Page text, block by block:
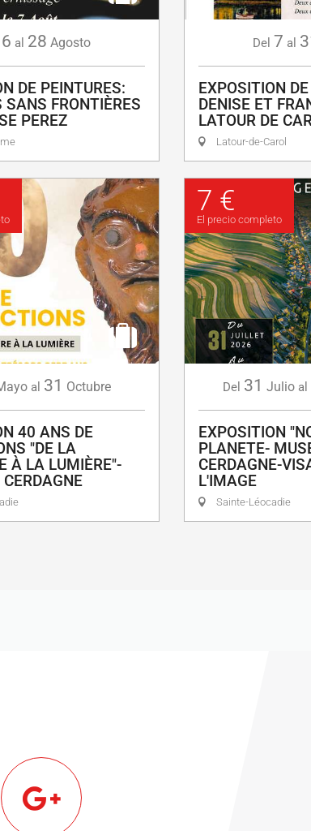
6 al 28 Agosto
DE PEINTURES:
SANS FRONTIÈRES
PEREZ
Del 7 al
EXPOSITION
DENISE ET
LATOUR DE
Latour-de-Carol
al 31 Octubre
40 ANS DE
"DE LA
À LA LUMIÈRE"-
7 €
El precio completo
Del 31 Julio al
EXPOSITION
PLANETE-
CERDAGNE-
L'IMAGE
Sainte-Léocadie